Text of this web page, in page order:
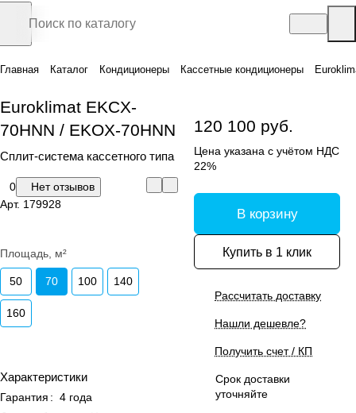
Главная Каталог Кондиционеры Кассетные кондиционеры
Euroklimat EKCX-
70HNN / EKOX-70HNN
Сплит-система кассетного типа
0
Нет отзывов
Арт. 179928
Площадь, м²
50 70 100 140
160
Характеристики
Гарантия : 4 года
120 100 руб.
Цена указана с учётом НДС
22%
В корзину
Купить в 1 клик
Рассчитать доставку
Нашли дешевле?
Получить счет / КП
Срок доставки
уточняйте